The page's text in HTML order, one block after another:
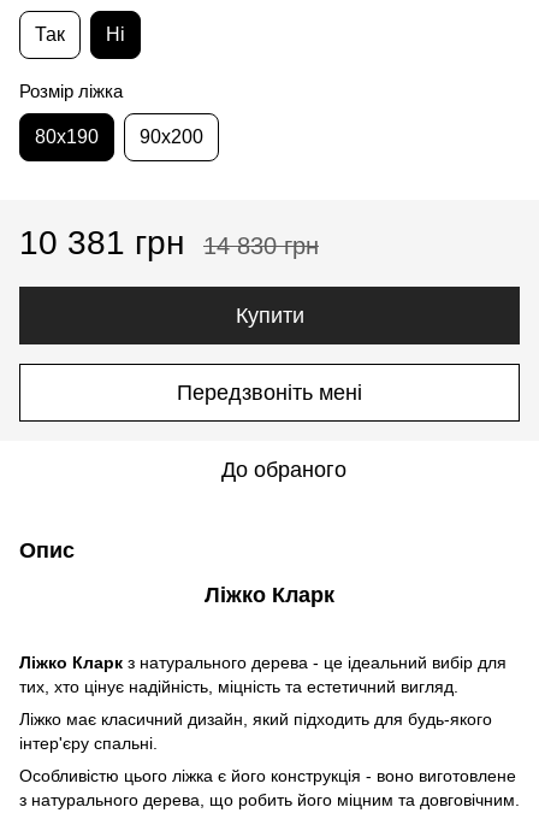
Так Ні
Розмір ліжка
80x190 90x200
10 381 грн 14 830 грн
Купити
Передзвоніть мені
До обраного
Опис
Ліжко Кларк
Ліжко Кларк з натурального дерева - це ідеальний вибір для
тих, хто цінує надійність, міцність та естетичний вигляд.
Ліжко має класичний дизайн, який підходить для будь-якого
інтер'єру спальні.
Особливістю цього ліжка є його конструкція - воно виготовлене
з натурального дерева, що робить його міцним та довговічним.